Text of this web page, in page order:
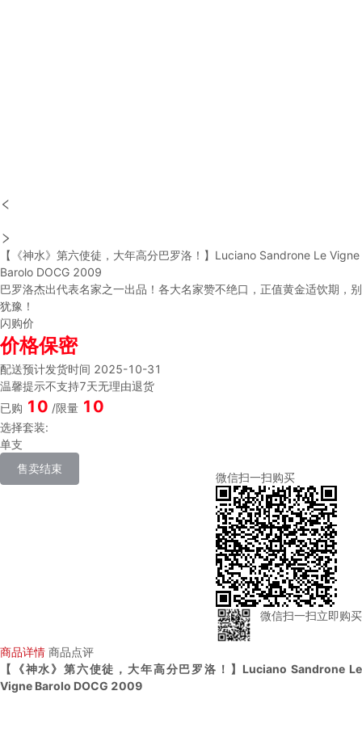
【《神水》第六使徒，大年高分巴罗洛！】Luciano Sandrone Le Vigne
Barolo DOCG 2009
巴罗洛杰出代表名家之一出品！各大名家赞不绝口，正值黄金适饮期，别
犹豫！
闪购价
价格保密
配送预计发货时间 2025-10-31
温馨提示不支持7天无理由退货
已购 10 /限量 10
选择套装:
单支
售卖结束
微信扫一扫购买
微信扫一扫立即购买
商品详情 商品点评
【《神水》第六使徒，大年高分巴罗洛！】Luciano Sandrone Le
Vigne Barolo DOCG 2009